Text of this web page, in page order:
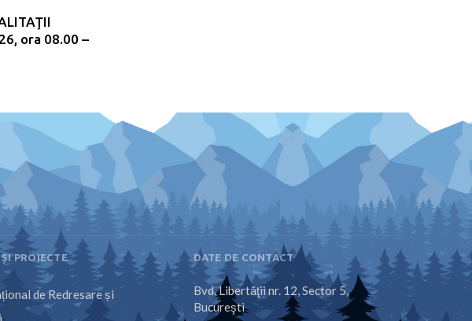
ora 08.00 –
ȘI PROIECTE
de Redresare și
DATE DE CONTACT
Bvd. Libertăţii nr. 12, Sector 5,
Bucureşti